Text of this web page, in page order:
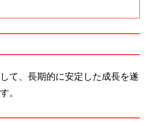
て、長期的に安定した成長を遂
。